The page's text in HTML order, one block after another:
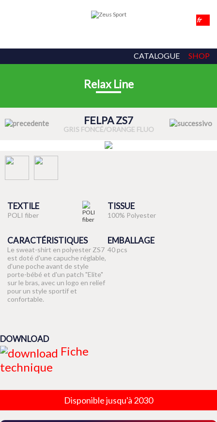
CATALOGUE SHOP
Relax Line
FELPA ZS7
GRIS FONCÉ/ORANGE FLUO
TEXTILE
POLI fiber
TISSUE
100% Polyester
CARACTÉRISTIQUES
Le sweat-shirt en polyester ZS7
est doté d'une capuche réglable,
d'une poche avant de style
porte-bébé et d'un patch "Elite"
sur le bras, avec un logo en relief
pour un style sportif et
confortable.
EMBALLAGE
40 pcs
DOWNLOAD
Fiche
technique
Disponible jusqu'à 2030